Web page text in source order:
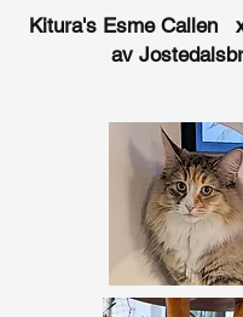
Kitura's Esme Callen
av